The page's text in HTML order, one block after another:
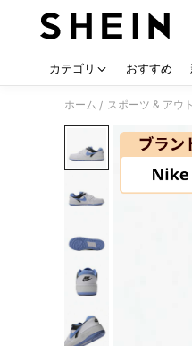
カテゴリ おすすめ
ホーム / スポーツ & アウ